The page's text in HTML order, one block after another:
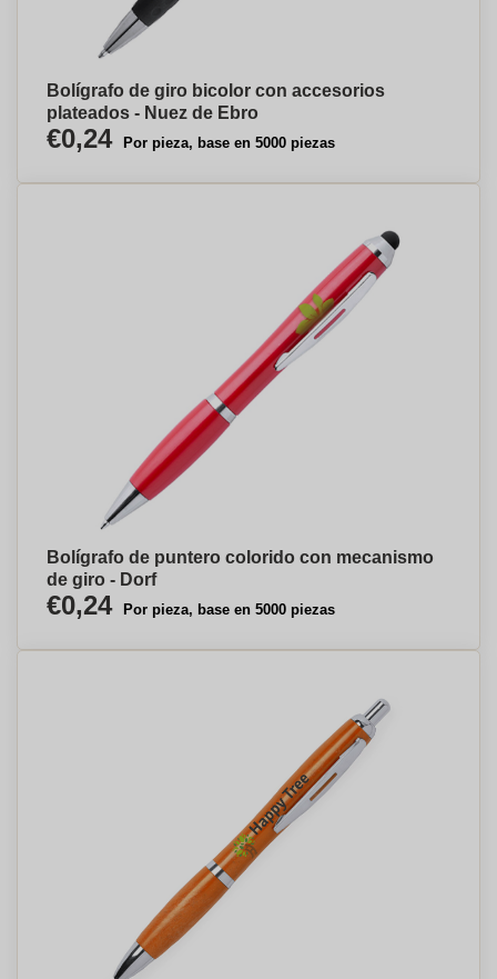
Bolígrafo de giro bicolor con accesorios
plateados - Nuez de Ebro
€0,24 Por pieza, base en 5000 piezas
Bolígrafo de puntero colorido con mecanismo
de giro - Dorf
€0,24 Por pieza, base en 5000 piezas